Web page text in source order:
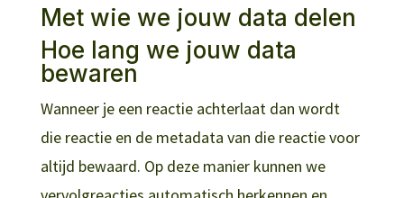
Met wie we jouw data delen
Hoe lang we jouw data
bewaren
Wanneer je een reactie achterlaat dan wordt
die reactie en de metadata van die reactie voor
altijd bewaard. Op deze manier kunnen we